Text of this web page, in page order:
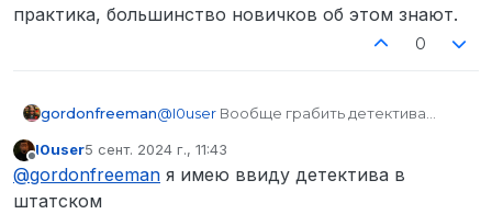
практика, большинство новичков об этом знают.
0
gordonfreeman@I0user Вообще грабить детектива
новичков об этом знают.
Не в сети
I0user5 сент. 2024 г., 11:43
отредактировано
@gordonfreeman я имею ввиду детектива в
штатском